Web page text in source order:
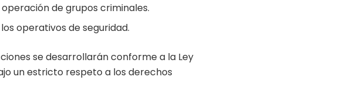
de grupos criminales.
operativos de seguridad.
se desarrollarán conforme a la Ley
un estricto respeto a los derechos